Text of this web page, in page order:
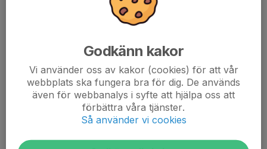
10 nov 2024
Tack för rapporten, ska passera idag och inspektera ev
skador.
Mvh, Michael
Godkänn kakor
Vi använder oss av kakor (cookies) för att vår
webbplats ska fungera bra för dig. De används
även för webbanalys i syfte att hjälpa oss att
förbättra våra tjänster.
Så använder vi cookies